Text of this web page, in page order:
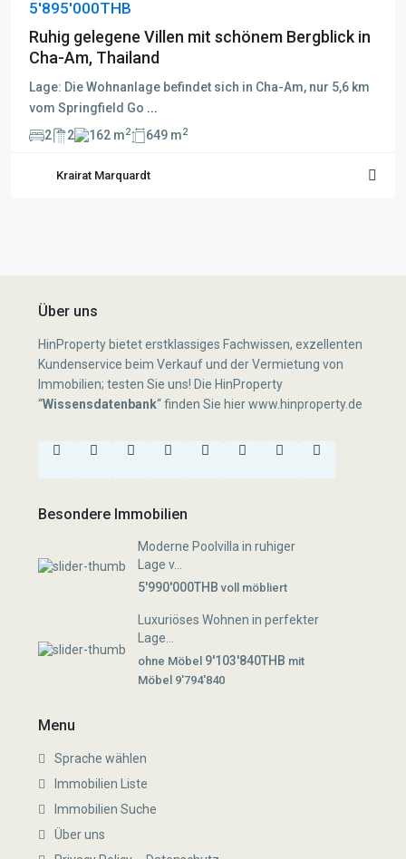
5'895'000THB
Ruhig gelegene Villen mit schönem Bergblick in
Cha-Am, Thailand
Lage: Die Wohnanlage befindet sich in Cha-Am, nur 5,6 km
vom Springfield Go ...
2
2 162 m2 649 m2
Krairat Marquardt
Über uns
HinProperty bietet erstklassiges Fachwissen, exzellenten
Kundenservice beim Verkauf und der Vermietung von
Immobilien; testen Sie uns! Die HinProperty
“Wissensdatenbank“finden Sie hierwww.hinproperty.de
Besondere Immobilien
Moderne Poolvilla in ruhiger
Lage v...
5'990'000THBvoll möbliert
Luxuriöses Wohnen in perfekter
Lage...
ohne Möbel 9'103'840THB mit
Möbel 9'794'840
Menu
Sprache wählen
Immobilien Liste
Immobilien Suche
Über uns